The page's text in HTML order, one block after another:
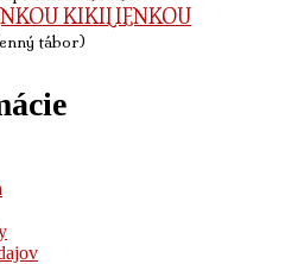
KIKILIENKOU
tábor)